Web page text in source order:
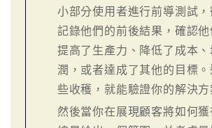
小部分使用者進行前導測試
記錄他們的前後結果，確認
提高了生產力、降低了成本、
潤，或者達成了其他的目標
些收穫，就能驗證你的解決方
然後當你在展現顧客將如何獲